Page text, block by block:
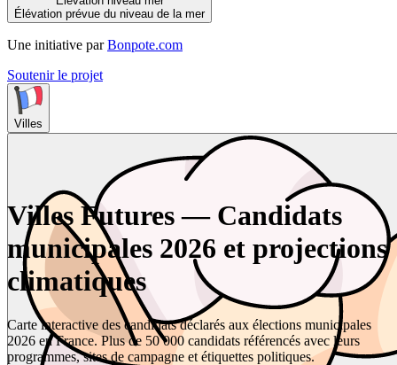
Élévation prévue du niveau de la mer
Une initiative par Bonpote.com
Soutenir le projet
Villes
Villes Futures — Candidats
municipales 2026 et projections
climatiques
Carte interactive des candidats déclarés aux élections municipales
2026 en France. Plus de 50 000 candidats référencés avec leurs
programmes, sites de campagne et étiquettes politiques.